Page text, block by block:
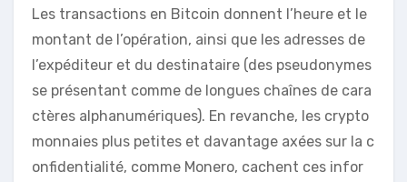
Les transactions en Bitcoin donnent l’heure et le
montant de l’opération, ainsi que les adresses de
l’expéditeur et du destinataire (des pseudonymes
se présentant comme de longues chaînes de cara
ctères alphanumériques). En revanche, les crypto
monnaies plus petites et davantage axées sur la c
onfidentialité, comme Monero, cachent ces infor